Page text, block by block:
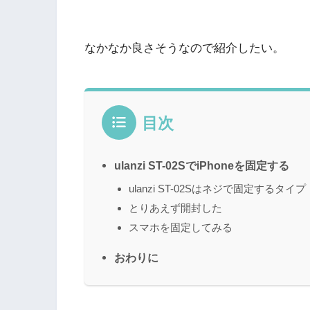
なかなか良さそうなので紹介したい。
目次
ulanzi ST-02SでiPhoneを固定する
ulanzi ST-02Sはネジで固定するタイプ
とりあえず開封した
スマホを固定してみる
おわりに